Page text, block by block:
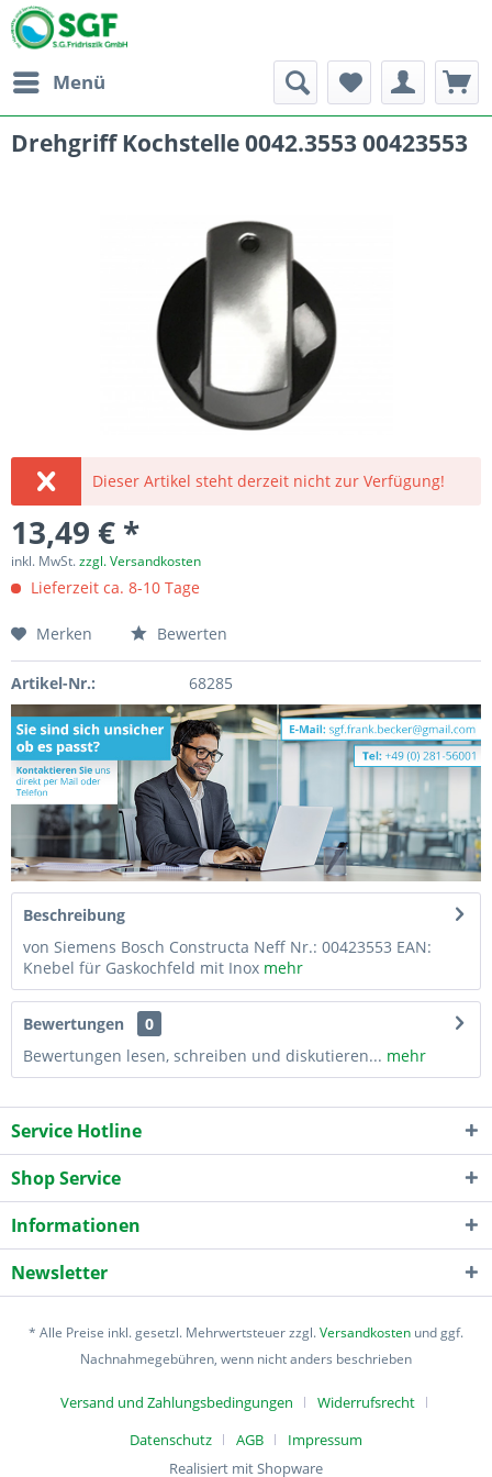
Menü
Drehgriff Kochstelle 0042.3553 00423553
Dieser Artikel steht derzeit nicht zur Verfügung!
13,49 € *
inkl. MwSt.zzgl. Versandkosten
Lieferzeit ca. 8-10 Tage
Merken Bewerten
Artikel-Nr.: 68285
Beschreibung
von Siemens Bosch Constructa Neff Nr.: 00423553 EAN:
Knebel für Gaskochfeld mit Inox mehr
Bewertungen
0
Bewertungen lesen, schreiben und diskutieren... mehr
Service Hotline
Shop Service
Informationen
Newsletter
* Alle Preise inkl. gesetzl. Mehrwertsteuer zzgl.Versandkosten und ggf.
Nachnahmegebühren, wenn nicht anders beschrieben
Versand und Zahlungsbedingungen
Widerrufsrecht
Datenschutz
AGB
Impressum
Realisiert mit Shopware